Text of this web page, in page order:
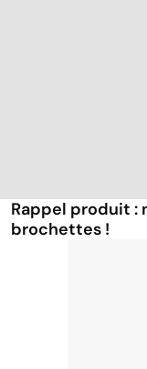
Rappel produit :
brochettes !